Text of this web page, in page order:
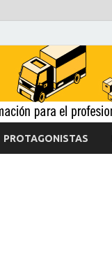
PROTAGONISTAS